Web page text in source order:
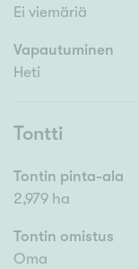
Ei viemäriä
Vapautuminen
Heti
Tontti
Tontin pinta-ala
2,979 ha
Tontin omistus
Oma